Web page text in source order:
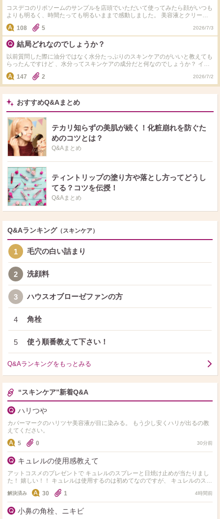
コスデコのリポソームのサンプルを店頭でいただいて使ってみたら顔がいつも
よりも明るく、時間たっても明るいままで感動しました。 美容液とクリーム
のどちらも使ったのですが、どちらが良かったのかよくわからずライン使いす
ることで発揮したのでしょうか？ 金銭面的に買うならどっちかと思ったので
すが奮発してどちらも買うべきなのでしょうか？ クリームはクリームでべた
つきなくて感動して、、軽いクリームでもべたつく傾向あるので、、 あとち
ょっとコスデコとは違うのですがエリクシールのいわゆるこしあんクリームと
言われてた水色っぽい色のクリームは混合肌には合いますか？ そちらも長年
検討していて、、いまだに買ったことないんですよね
108 5 2026/7/3
結局どれなのでしょうか？
以前質問した際に油分ではなく水分たっぷりのスキンケアのがいいと教えても
らったんですけど 、水分ってスキンケアの成分だと何なのでしょうか？ イン
ナードライなんですけど毛穴も気になるけどすぐべたついてしまって トリデ
ンの化粧水はあんま浸透してる感じしなくて、美容液は好きですけど。 コス
デコのリポソームはめちゃくちゃよかったんですけどスキンケアに高い金額出
せなくて、、サンプルで試したらすごくよかったんですけどね メラノCCの化
粧水はべたついてだめでなめらか本舗？のイソフラボンのやつも確か乳液でニ
キビが出てしまって苦手だなって思ってしまい インナードライって結局何が
いいのかわからなくてイプサの乳液も肌診断してもらったうえで買ったんです
けどそれはそれで乾燥しやすかったです、、（冬に買って使ったのもあるかと
思いますが、、） どれがインナードライに向いててこの成分で見てみるとい
いっていうのありましたら教えていただきたいです！
147 2 2026/7/2
おすすめQ&Aまとめ
テカリ知らずの美肌が続く！化粧崩れを防ぐた
めのコツとは？
Q&Aまとめ
ティントリップの塗り方や落とし方ってどうし
てる？コツを伝授！
Q&Aまとめ
Q&Aランキング （スキンケア）
1 毛穴の白い詰まり
2 洗顔料
3 ハウスオブローゼファンの方
4 角栓
5 使う順番教えて下さい！
Q&Aランキングをもっとみる
“スキンケア”新着Q&A
ハリつや
カバーマークのハリツヤ美容液が目に染みる。 もう少し安くハリが出るの教
えてください。
5
0 30分前
キュレルの使用感教えて
アットコスメのプレゼントで キュレルのスプレーと日焼け止めが当たりまし
た！ 嬉しい！！ キュレルは使用するのは初めてなのですが、 キュレルのスプ
レー、日焼け止めを使用している方の感想が…
解決済み 30 1 4時間前
小鼻の角栓、ニキビ